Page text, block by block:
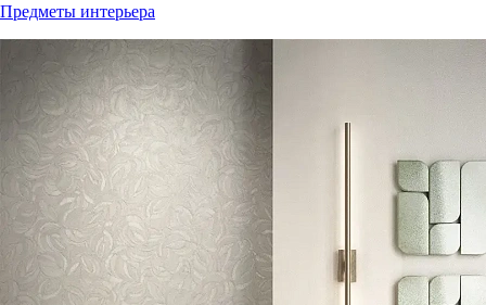
Предметы интерьера